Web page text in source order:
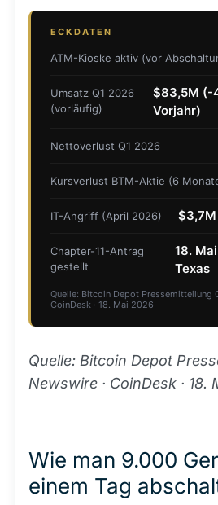
ECKDATEN
ATM-Kioske aktiv (vor
Umsatz Q1 2026
(vorläufig)
$83,5M (-
Vorjahr)
Nettoverlust Q1 2026
Kursverlust BTM-Aktie (6
IT-Angriff (April 2026)
Chapter-11-Antrag
gestellt
18.
Texas
Quelle: Bitcoin Depot Pressemitteilung
CoinDesk · 18. Mai 2026
Quelle: Bitcoin Depot
Newswire · CoinDesk · 18.
Wie man 9.000
einem Tag